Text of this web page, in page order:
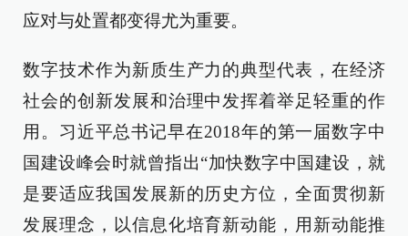
应对与处置都变得尤为重要。
数字技术作为新质生产力的典型代表，在经济
社会的创新发展和治理中发挥着举足轻重的作
用。习近平总书记早在2018年的第一届数字中
国建设峰会时就曾指出“加快数字中国建设，就
是要适应我国发展新的历史方位，全面贯彻新
发展理念，以信息化培育新动能，用新动能推